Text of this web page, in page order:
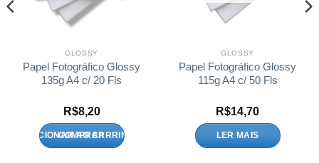
GLOSSY
Papel Fotográfico Glossy
135g A4 c/ 20 Fls
R$8,20
ADICIONAR AO CARRINHO
GLOSSY
Papel Fotográfico Glossy
115g A4 c/ 50 Fls
R$14,70
LER MAIS